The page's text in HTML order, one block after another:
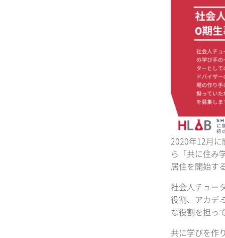
2020年12月に
ら「共に住み
居住を開始す
社会人チュー
役割、アカデ
な役割を担っ
共に学びを作